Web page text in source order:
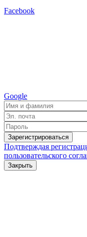
Facebook
Google
Зарегистрироваться
Подтверждая
пользовательского
Закрыть